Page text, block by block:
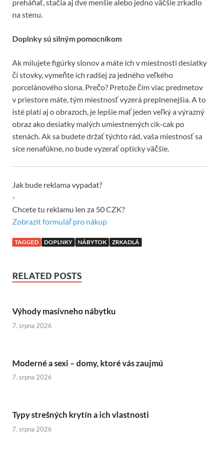
preháňať, stačia aj dve menšie alebo jedno väčšie zrkadlo
na stenu.
Doplnky sú silným pomocníkom
Ak milujete figúrky slonov a máte ich v miestnosti desiatky
či stovky, vymeňte ich radšej za jedného veľkého
porcelánového slona. Prečo? Pretože čím viac predmetov
v priestore máte, tým miestnosť vyzerá preplnenejšia. A to
isté platí aj o obrazoch, je lepšie mať jeden veľký a výrazný
obraz ako desiatky malých umiestnených cik-cak po
stenách. Ak sa budete držať týchto rád, vaša miestnosť sa
síce nenafúkne, no bude vyzerať opticky väčšie.
Jak bude reklama vypadat?
-
Chcete tu reklamu len za 50 CZK?
Zobrazit formulář pro nákup
TAGGED DOPLNKY NÁBYTOK ZRKADLÁ
RELATED POSTS
Výhody masívneho nábytku
7. srpna 2026
Moderné a sexi – domy, ktoré vás zaujmú
7. srpna 2026
Typy strešných krytín a ich vlastnosti
7. srpna 2026